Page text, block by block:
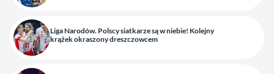
Liga Narodów. Polscy siatkarze są w niebie! Kolejny
krążek okraszony dreszczowcem